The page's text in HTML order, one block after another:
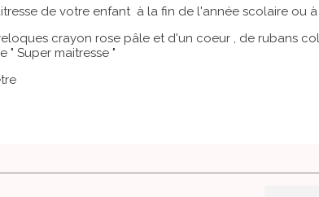
de votre enfant à la fin de l'année scolaire ou
crayon rose pâle et d'un coeur , de rubans
Super maitresse "